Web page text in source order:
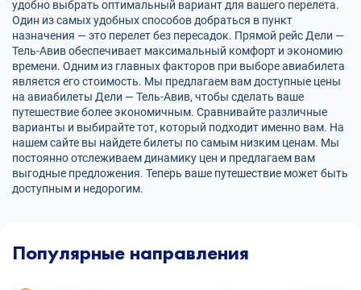
удобно выбрать оптимальный вариант для вашего перелета.
Один из самых удобных способов добраться в пункт
назначения — это перелет без пересадок. Прямой рейс Дели —
Тель-Авив обеспечивает максимальный комфорт и экономию
времени. Одним из главных факторов при выборе авиабилета
является его стоимость. Мы предлагаем вам доступные цены
на авиабилеты Дели — Тель-Авив, чтобы сделать ваше
путешествие более экономичным. Сравнивайте различные
варианты и выбирайте тот, который подходит именно вам. На
нашем сайте вы найдете билеты по самым низким ценам. Мы
постоянно отслеживаем динамику цен и предлагаем вам
выгодные предложения. Теперь ваше путешествие может быть
доступным и недорогим.
Популярные направления